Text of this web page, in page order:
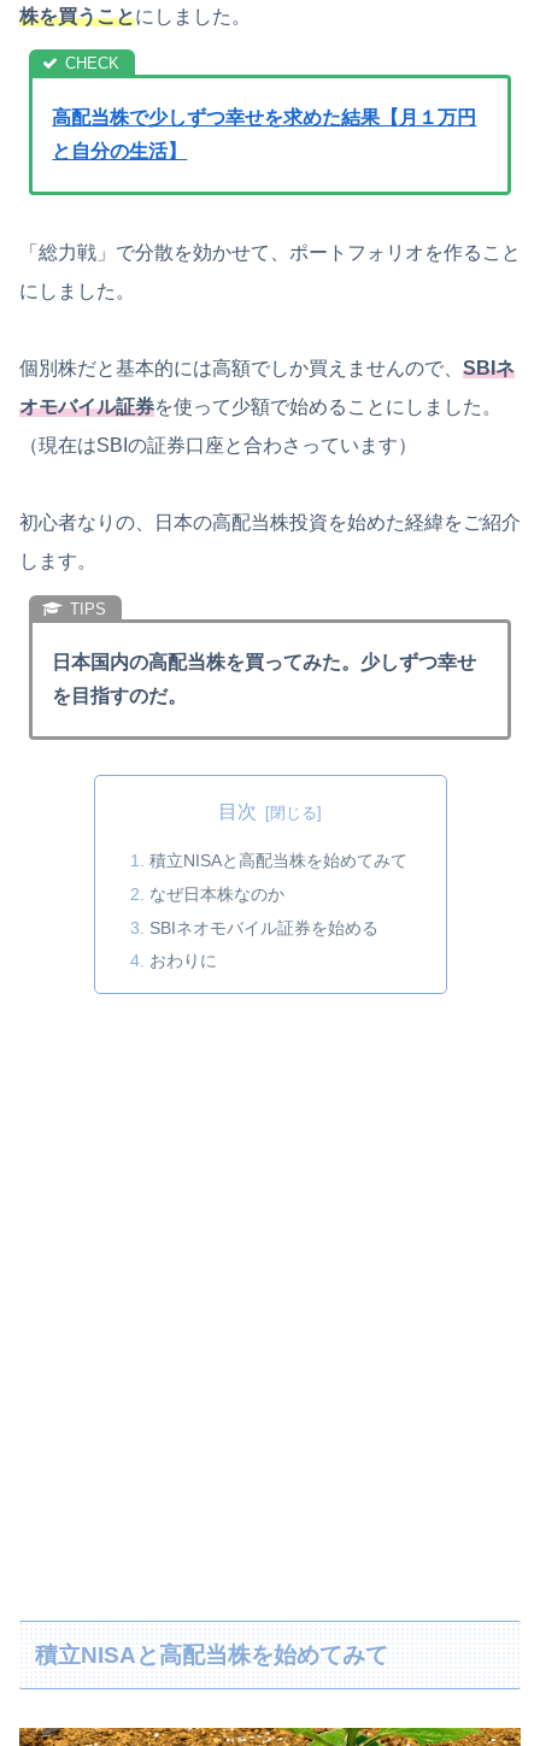
株を買うことにしました。
高配当株で少しずつ幸せを求めた結果【月１万円
と自分の生活】
「総力戦」で分散を効かせて、ポートフォリオを作ること
にしました。
個別株だと基本的には高額でしか買えませんので、 SBIネ
オモバイル証券を使って少額で始めることにしました。
（現在はSBIの証券口座と合わさっています）
初心者なりの、日本の高配当株投資を始めた経緯をご紹介
します。
日本国内の高配当株を買ってみた。少しずつ幸せ
を目指すのだ。
目次
積立NISAと高配当株を始めてみて
なぜ日本株なのか
SBIネオモバイル証券を始める
おわりに
積立NISAと高配当株を始めてみて